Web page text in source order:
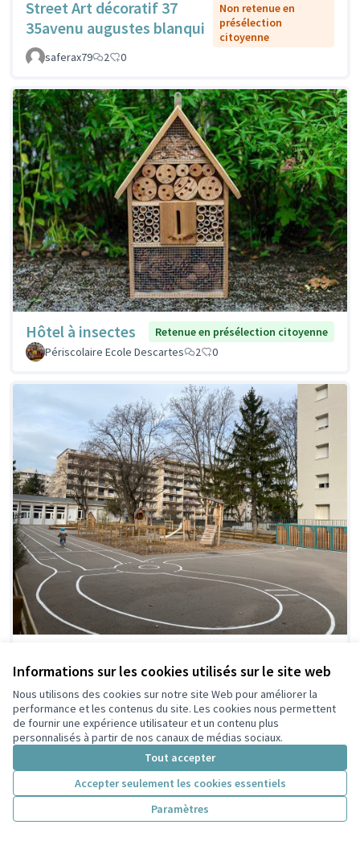
Informations sur les cookies utilisés sur le site web
Nous utilisons des cookies sur notre site Web pour améliorer la
performance et les contenus du site. Les cookies nous permettent
de fournir une expérience utilisateur et un contenu plus
personnalisés à partir de nos canaux de médias sociaux.
Tout accepter
Accepter seulement les cookies essentiels
Paramètres
Street Art décoratif 37
35avenu augustes blanqui
Non retenue en
présélection
citoyenne
saferax79
2 0
Hôtel à insectes
Retenue en présélection citoyenne
Périscolaire Ecole Descartes
2 0
devant l'école Jean Jaurès
présélection
Claire Verni
2 0